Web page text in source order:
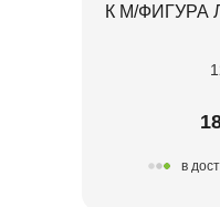
К М/ФИГУРА
в